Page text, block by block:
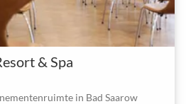
& Spa
in Bad Saarow